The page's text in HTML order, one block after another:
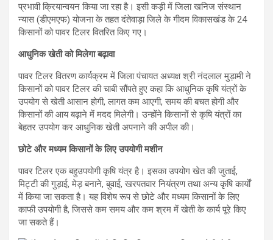
प्रभावी क्रियान्वयन किया जा रहा है। इसी कड़ी में जिला खनिज संस्थान
न्यास (डीएमएफ) योजना के तहत दंतेवाड़ा जिले के गीदम विकासखंड के 24
किसानों को पावर टिलर वितरित किए गए।
आधुनिक खेती को मिलेगा बढ़ावा
पावर टिलर वितरण कार्यक्रम में जिला पंचायत अध्यक्ष श्री नंदलाल मुड़ामी ने
किसानों को पावर टिलर की चाबी सौंपते हुए कहा कि आधुनिक कृषि यंत्रों के
उपयोग से खेती आसान होगी, लागत कम आएगी, समय की बचत होगी और
किसानों की आय बढ़ाने में मदद मिलेगी। उन्होंने किसानों से कृषि यंत्रों का
बेहतर उपयोग कर आधुनिक खेती अपनाने की अपील की।
छोटे और मध्यम किसानों के लिए उपयोगी मशीन
पावर टिलर एक बहुउपयोगी कृषि यंत्र है। इसका उपयोग खेत की जुताई,
मिट्टी की गुड़ाई, मेड़ बनाने, बुवाई, खरपतवार नियंत्रण तथा अन्य कृषि कार्यों
में किया जा सकता है। यह विशेष रूप से छोटे और मध्यम किसानों के लिए
काफी उपयोगी है, जिससे कम समय और कम श्रम में खेती के कार्य पूरे किए
जा सकते हैं।